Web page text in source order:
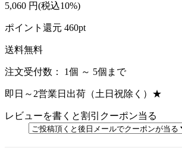
5,060 円(税込10%)
ポイント還元 460pt
送料無料
注文受付数： 1個 ～ 5個まで
即日～2営業日出荷（土日祝除く）★
レビューを書くと割引クーポン当る